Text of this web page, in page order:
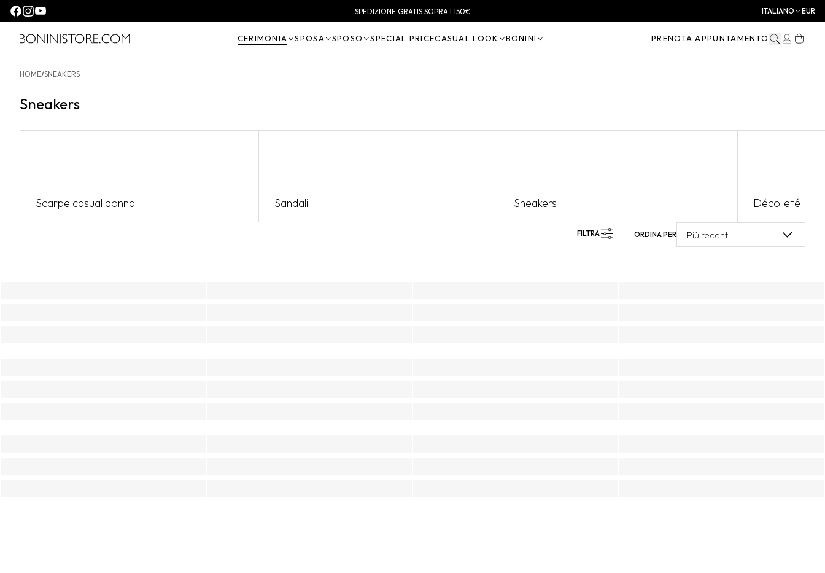
Seguici su facebook
Seguici su instagram
Seguici su youtube SPEDIZIONE GRATIS SOPRA I 150€ ITALIANO EUR
Bonini store CERIMONIA SPOSA SPOSO SPECIAL PRICECASUAL LOOK BONINI PRENOTA APPUNTAMENTO
HOME/SNEAKERS
Sneakers
Scarpe casual donna Sandali Sneakers Décolleté
FILTRA ORDINA PER Più recenti